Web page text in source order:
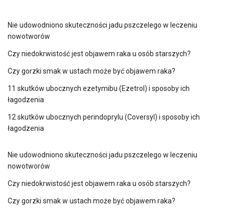
Nie udowodniono skuteczności jadu pszczelego w leczeniu
nowotworów
Czy niedokrwistość jest objawem raka u osób starszych?
Czy gorzki smak w ustach może być objawem raka?
11 skutków ubocznych ezetymibu (Ezetrol) i sposoby ich
łagodzenia
12 skutków ubocznych perindoprylu (Coversyl) i sposoby ich
łagodzenia
Nie udowodniono skuteczności jadu pszczelego w leczeniu
nowotworów
Czy niedokrwistość jest objawem raka u osób starszych?
Czy gorzki smak w ustach może być objawem raka?